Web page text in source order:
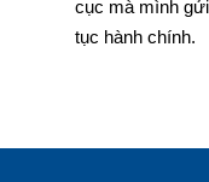
cục mà mình
tục hành chính.